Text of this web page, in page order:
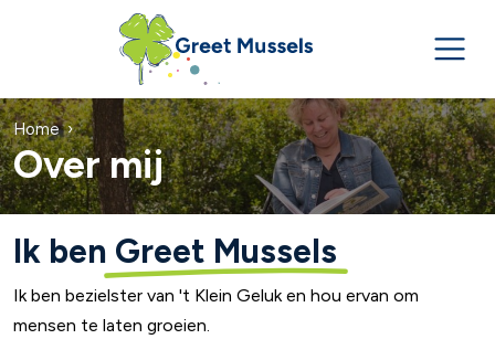
Home
Over mij
Ik ben Greet Mussels
Ik ben bezielster van 't Klein Geluk en hou ervan om
mensen te laten groeien.